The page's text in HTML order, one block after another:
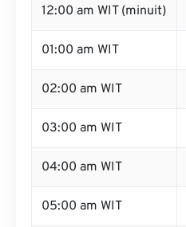
12:00 am WIT (minuit)
01:00 am WIT
02:00 am WIT
03:00 am WIT
04:00 am WIT
05:00 am WIT